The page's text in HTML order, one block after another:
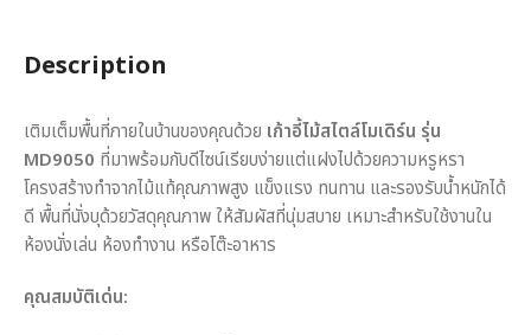
Description
เติมเต็มพื้นที่ภายในบ้านของคุณด้วย เก้าอี้ไม้สไตล์โมเดิร์น รุ่น
MD9050 ที่มาพร้อมกับดีไซน์เรียบง่ายแต่แฝงไปด้วยความหรูหรา
โครงสร้างทำจากไม้แท้คุณภาพสูง แข็งแรง ทนทาน และรองรับน้ำหนักได้
ดี พื้นที่นั่งบุด้วยวัสดุคุณภาพ ให้สัมผัสที่นุ่มสบาย เหมาะสำหรับใช้งานใน
ห้องนั่งเล่น ห้องทำงาน หรือโต๊ะอาหาร
คุณสมบัติเด่น: